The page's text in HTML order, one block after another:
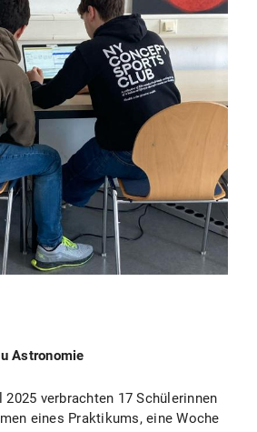
Astronomie
verbrachten 17 Schülerinnen
eines Praktikums, eine Woche